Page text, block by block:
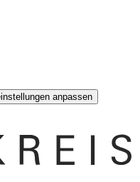
anpassen